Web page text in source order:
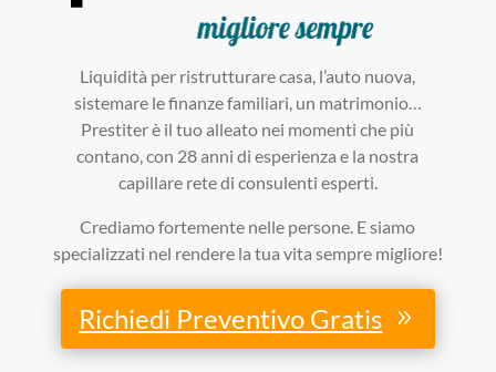
Liquidità per ristrutturare casa, l’auto nuova,
sistemare le finanze familiari, un matrimonio…
Prestiter è il tuo alleato nei momenti che più
contano, con 28 anni di esperienza e la nostra
capillare rete di consulenti esperti.
Crediamo fortemente nelle persone. E siamo
specializzati nel rendere la tua vita sempre migliore!
Richiedi Preventivo Gratis